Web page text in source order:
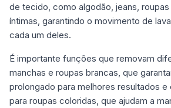
de tecido, como algodão, jeans,
íntimas, garantindo o movimento de
cada um deles.
É importante funções que removam
manchas e roupas brancas, que
prolongado para melhores resultados
para roupas coloridas, que ajudam a